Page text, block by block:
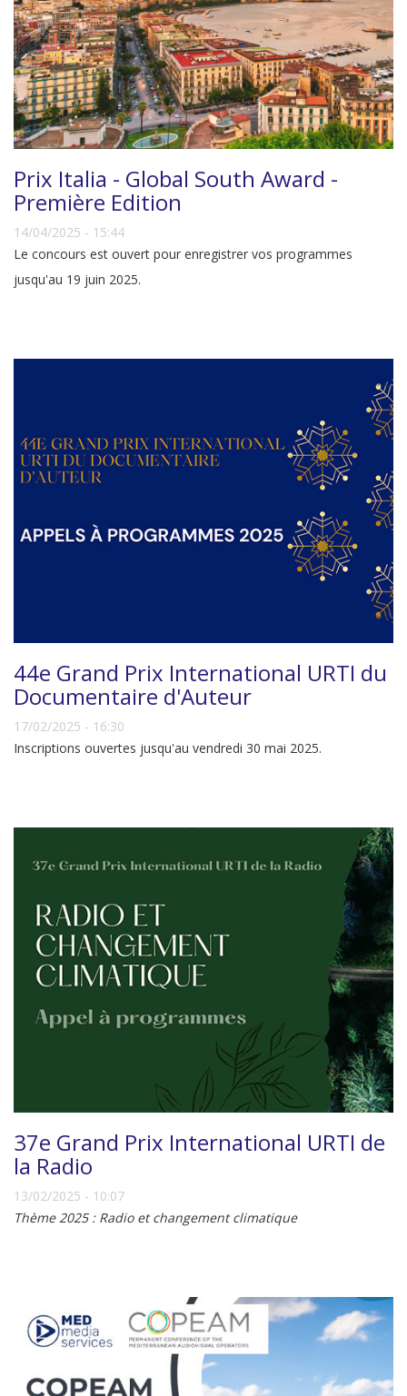
Prix Italia - Global South Award -
Première Edition
14/04/2025 - 15:44
Le concours est ouvert pour enregistrer vos programmes
jusqu'au 19 juin 2025.
44e Grand Prix International URTI du
Documentaire d'Auteur
17/02/2025 - 16:30
Inscriptions ouvertes jusqu'au vendredi 30 mai 2025.
37e Grand Prix International URTI de
la Radio
13/02/2025 - 10:07
Thème 2025 : Radio et changement climatique